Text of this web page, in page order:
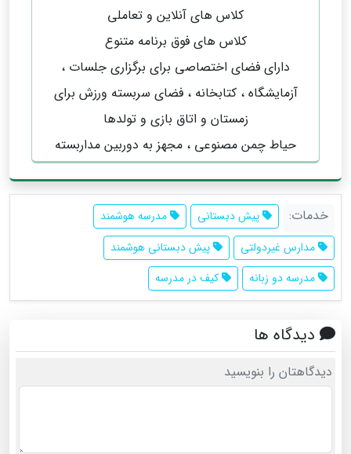
کلاس های آنلاین و تعاملی
کلاس های فوق برنامه متنوع
دارای فضای اختصاصی برای برگزاری جلسات ،
آزمایشگاه ، کتابخانه ، فضای سربسته ورزش برای
زمستان و اتاق بازی و تولدها
حیاط چمن مصنوعی ، مجهز به دوربین مداربسته
خدمات: پیش دبستانی
مدرسه هوشمند
مدارس غیردولتی
پیش دبستانی هوشمند
مدرسه دو زبانه
کیف در مدرسه
دیدگاه ها
دیدگاهتان را بنویسید